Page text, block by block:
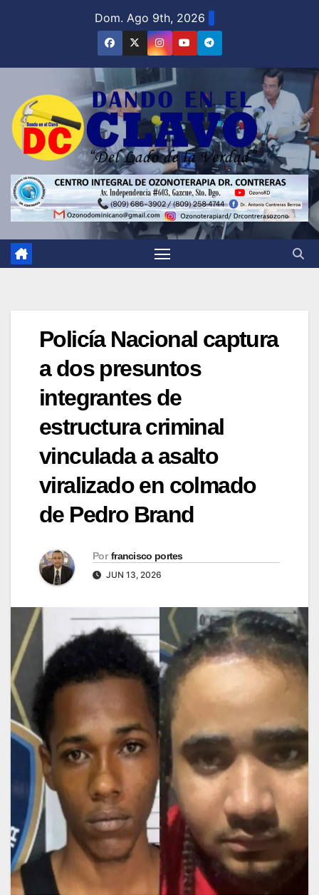
Dom. Ago 9th, 2026
Policía Nacional captura
a dos presuntos
integrantes de
estructura criminal
vinculada a asalto
viralizado en colmado
de Pedro Brand
Por francisco portes
JUN 13, 2026